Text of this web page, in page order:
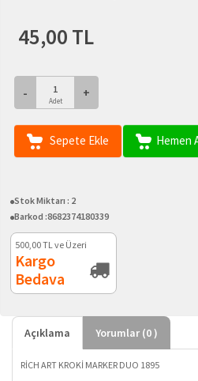
45,00 TL
-
Adet
+
Sepete Ekle Hemen
Stok Miktarı : 2
Barkod :8682374180339
500,00TL ve Üzeri
Kargo
Bedava
Açıklama Yorumlar (0)
RİCH ART KROKİ MARKER DUO 1895